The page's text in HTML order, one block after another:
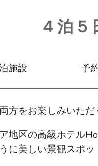
４泊５
施設 予
をお楽しみいただ
地区の高級ホテル
美しい景観スポッ